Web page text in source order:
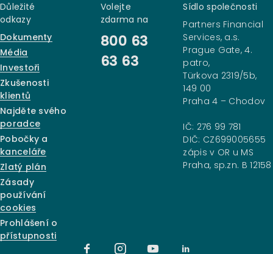
Důležité
odkazy
Dokumenty
Média
Investoři
Zkušenosti
klientů
Najděte svého
poradce
Pobočky a
kanceláře
Zlatý plán
Zásady
používání
cookies
Prohlášení o
přístupnosti
Volejte
zdarma na
800 63
63 63
Sídlo společnosti
Partners Financial
Services, a.s.
Prague Gate, 4.
patro,
Türkova 2319/5b,
149 00
Praha 4 – Chodov
IČ: 276 99 781
DIČ: CZ699005655
zápis v OR u MS
Praha, sp.zn. B 12158